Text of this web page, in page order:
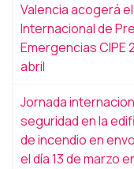
Valencia acogerá
Internacional de
Emergencias CIPE
abril
Jornada
seguridad en la
de incendio en
el día 13 de marzo